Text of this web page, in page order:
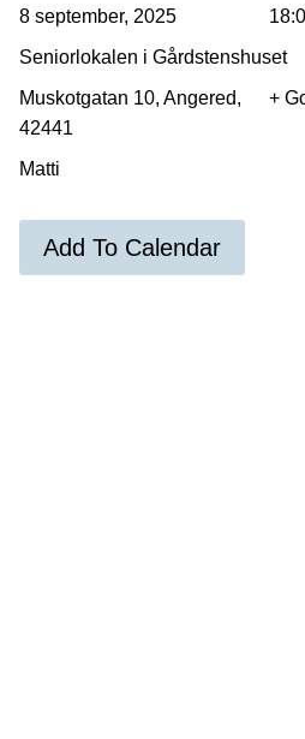
8 september, 2025
Seniorlokalen i Gårdstenshuset
Muskotgatan 10, Angered,
42441
+
Matti
Add To Calendar